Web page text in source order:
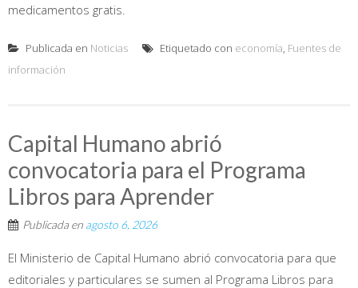
medicamentos gratis.
Publicada en Noticias Etiquetado con economía, Fuentes de
información
Capital Humano abrió
convocatoria para el Programa
Libros para Aprender
Publicada en agosto 6, 2026
El Ministerio de Capital Humano abrió convocatoria para que
editoriales y particulares se sumen al Programa Libros para